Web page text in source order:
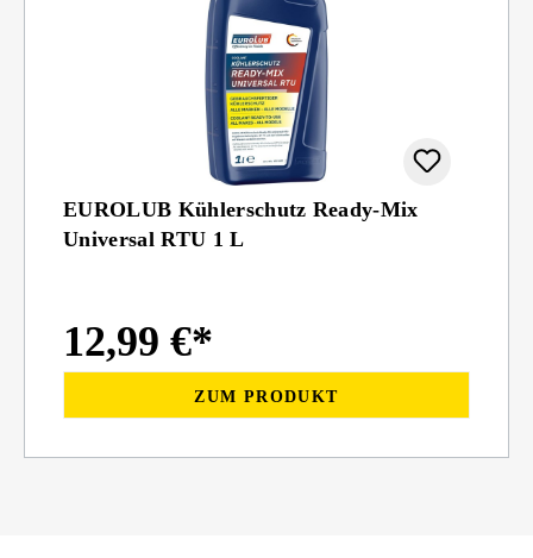
EUROLUB Kühlerschutz Ready-Mix
Universal RTU 1 L
12,99 €*
ZUM PRODUKT